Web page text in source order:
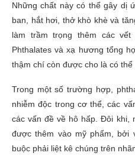
Những chất này có thể gây dị
ban, hắt hơi, thở khò khè và
làm trầm trọng thêm các
Phthalates và xạ hương tổng
thậm chí còn được cho là có
Trong một số trường hợp,
nhiễm độc trong cơ thể, các
các vấn đề về hô hấp. Đôi khi,
được thêm vào mỹ phẩm, bởi
buộc phải liệt kê chúng trên